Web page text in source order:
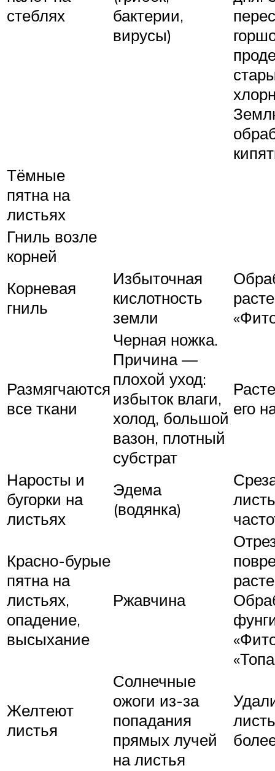
стеблях
бактерии,
вирусы)
Тёмные
пятна на
листьях
Гниль возле
корней
Корневая
гниль
Избыточная
кислотность
земли
Размягчаются
все ткани
Черная ножка.
Причина —
плохой уход:
избыток влаги,
холод, большой
вазон, плотный
субстрат
его
Наросты и
бугорки на
листьях
Эдема
(водянка)
Красно-бурые
пятна на
листьях,
опадение,
высыхание
Ржавчина
Желтеют
листья
Солнечные
ожоги из-за
попадания
прямых лучей
на листья